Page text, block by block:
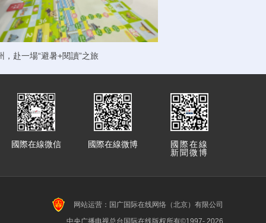
，赴一場“避暑+閱讀”之旅
國際在線
新聞微博
國際在線微博
國際在線微信
网站运营：国广国际在线网络（北京）有限公司